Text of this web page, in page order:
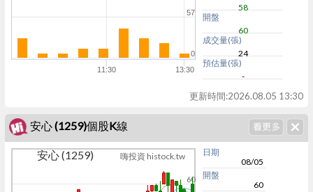
11:30 13:30
57
0
58
開盤
60
成交量(張)
24
預估量(張)
-
更新時間:2026.08.05 13:30
安心 (1259)個股K線
安心 (1259) 嗨投資 histock.tw
60
日期
08/05
開盤
60